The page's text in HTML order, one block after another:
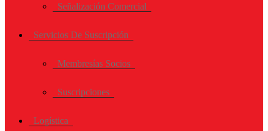
Señalización Comercial
Servicios De Suscripción
Membresías Socios
Suscripciones
Logística